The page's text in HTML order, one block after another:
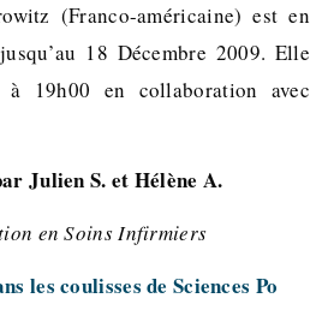
(Franco-américaine) est en
18 Décembre 2009. Elle
19h00 en collaboration avec
Julien S. et Hélène A.
en Soins Infirmiers
les coulisses de Sciences Po